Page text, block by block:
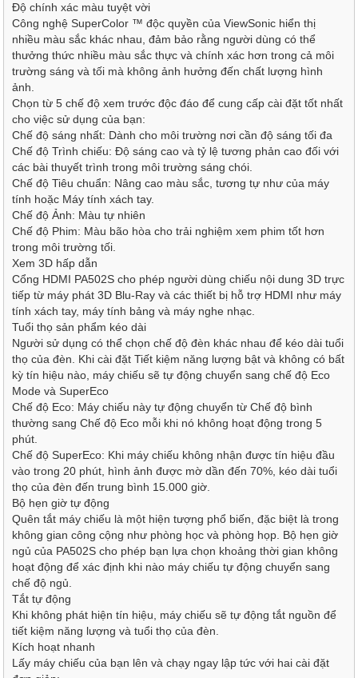
Độ chính xác màu tuyệt vời
Công nghệ SuperColor ™ độc quyền của ViewSonic hiển thị
nhiều màu sắc khác nhau, đảm bảo rằng người dùng có thể
thưởng thức nhiều màu sắc thực và chính xác hơn trong cả môi
trường sáng và tối mà không ảnh hưởng đến chất lượng hình
ảnh.
Chọn từ 5 chế độ xem trước độc đáo để cung cấp cài đặt tốt nhất
cho việc sử dụng của bạn:
Chế độ sáng nhất: Dành cho môi trường nơi cần độ sáng tối đa
Chế độ Trình chiếu: Độ sáng cao và tỷ lệ tương phản cao đối với
các bài thuyết trình trong môi trường sáng chói.
Chế độ Tiêu chuẩn: Nâng cao màu sắc, tương tự như của máy
tính hoặc Máy tính xách tay.
Chế độ Ảnh: Màu tự nhiên
Chế độ Phim: Màu bão hòa cho trải nghiệm xem phim tốt hơn
trong môi trường tối.
Xem 3D hấp dẫn
Cổng HDMI PA502S cho phép người dùng chiếu nội dung 3D trực
tiếp từ máy phát 3D Blu-Ray và các thiết bị hỗ trợ HDMI như máy
tính xách tay, máy tính bảng và máy nghe nhạc.
Tuổi thọ sản phẩm kéo dài
Người sử dụng có thể chọn chế độ đèn khác nhau để kéo dài tuổi
thọ của đèn. Khi cài đặt Tiết kiệm năng lượng bật và không có bất
kỳ tín hiệu nào, máy chiếu sẽ tự động chuyển sang chế độ Eco
Mode và SuperEco
Chế độ Eco: Máy chiếu này tự động chuyển từ Chế độ bình
thường sang Chế độ Eco mỗi khi nó không hoạt động trong 5
phút.
Chế độ SuperEco: Khi máy chiếu không nhận được tín hiệu đầu
vào trong 20 phút, hình ảnh được mờ dần đến 70%, kéo dài tuổi
thọ của đèn đến trung bình 15.000 giờ.
Bộ hẹn giờ tự động
Quên tắt máy chiếu là một hiện tượng phổ biến, đặc biệt là trong
không gian công cộng như phòng học và phòng họp. Bộ hẹn giờ
ngủ của PA502S cho phép bạn lựa chọn khoảng thời gian không
hoạt động để xác định khi nào máy chiếu tự động chuyển sang
chế độ ngủ.
Tắt tự động
Khi không phát hiện tín hiệu, máy chiếu sẽ tự động tắt nguồn để
tiết kiệm năng lượng và tuổi thọ của đèn.
Kích hoạt nhanh
Lấy máy chiếu của bạn lên và chạy ngay lập tức với hai cài đặt